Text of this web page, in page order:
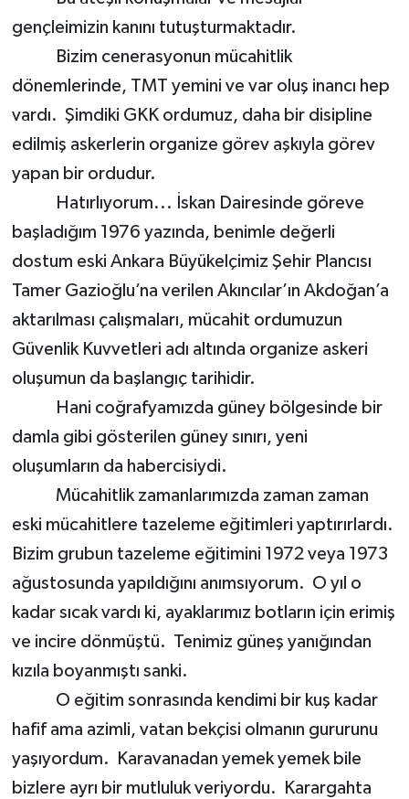
gençleimizin kanını tutuşturmaktadır.
Bizim cenerasyonun mücahitlik
dönemlerinde, TMT yemini ve var oluş inancı hep
vardı. Şimdiki GKK ordumuz, daha bir disipline
edilmiş askerlerin organize görev aşkıyla görev
yapan bir ordudur.
Hatırlıyorum... İskan Dairesinde göreve
başladığım 1976 yazında, benimle değerli
dostum eski Ankara Büyükelçimiz Şehir Plancısı
Tamer Gazioğlu’na verilen Akıncılar’ın Akdoğan’a
aktarılması çalışmaları, mücahit ordumuzun
Güvenlik Kuvvetleri adı altında organize askeri
oluşumun da başlangıç tarihidir.
Hani coğrafyamızda güney bölgesinde bir
damla gibi gösterilen güney sınırı, yeni
oluşumların da habercisiydi.
Mücahitlik zamanlarımızda zaman zaman
eski mücahitlere tazeleme eğitimleri yaptırırlardı.
Bizim grubun tazeleme eğitimini 1972 veya 1973
ağustosunda yapıldığını anımsıyorum. O yıl o
kadar sıcak vardı ki, ayaklarımız botların için erimiş
ve incire dönmüştü. Tenimiz güneş yanığından
kızıla boyanmıştı sanki.
O eğitim sonrasında kendimi bir kuş kadar
hafif ama azimli, vatan bekçisi olmanın gururunu
yaşıyordum. Karavanadan yemek yemek bile
bizlere ayrı bir mutluluk veriyordu. Karargahta